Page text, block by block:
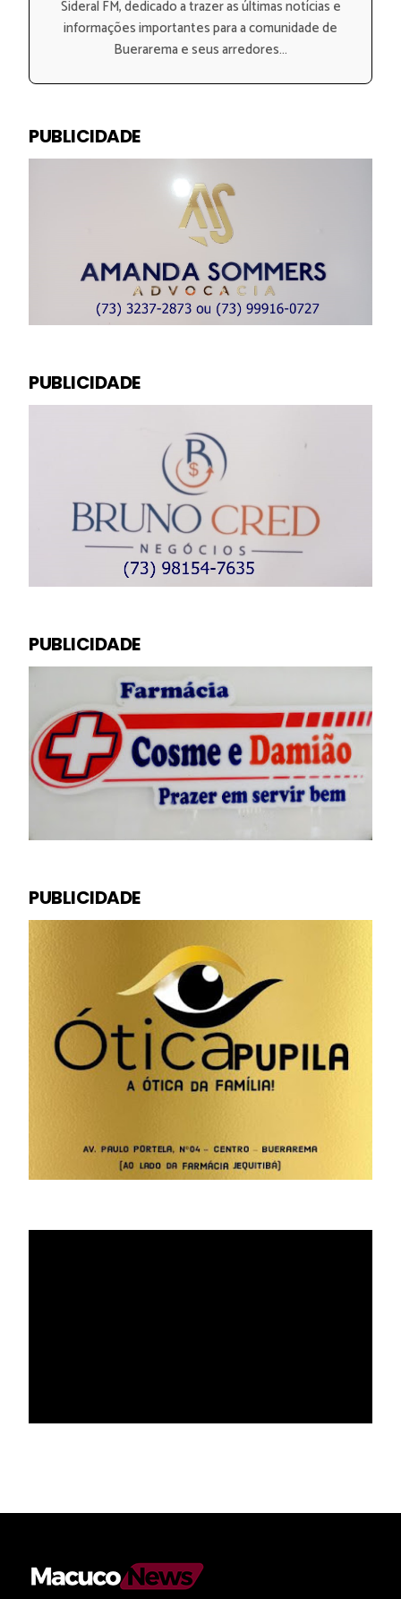
Sideral FM, dedicado a trazer as últimas notícias e
informações importantes para a comunidade de
Buerarema e seus arredores...
PUBLICIDADE
PUBLICIDADE
PUBLICIDADE
PUBLICIDADE